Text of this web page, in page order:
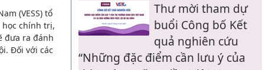
(VESS) tổ
học chính trị,
đưa ra đánh
Đối với các
Thư mời tham dự
buổi Công bố Kết
quả nghiên cứu
“Những đặc điểm cần lưu ý của